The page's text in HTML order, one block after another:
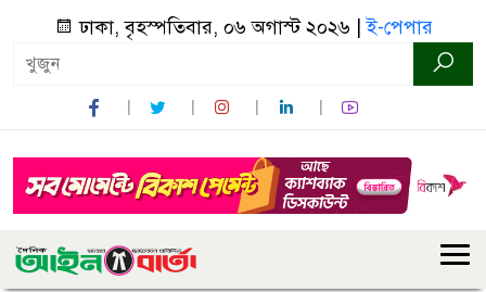
ঢাকা, বৃহস্পতিবার, ০৬ অগাস্ট ২০২৬ |ই-পেপার